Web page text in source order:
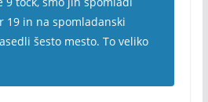
19 in na spomladanski
šesto mesto. To veliko